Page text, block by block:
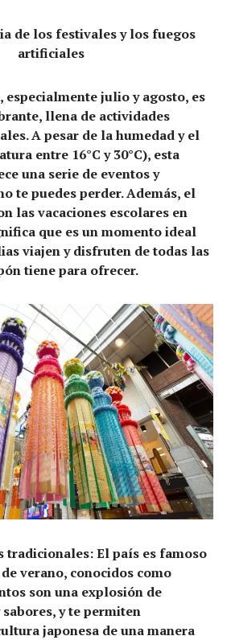
de los festivales y los fuegos
artificiales
especialmente julio y agosto, es
llena de actividades
A pesar de la humedad y el
entre 16°C y 30°C), esta
una serie de eventos y
te puedes perder. Además, el
las vacaciones escolares en
que es un momento ideal
viajen y disfruten de todas las
tiene para ofrecer.
tradicionales:El país es famoso
verano, conocidos como
son una explosión de
y te permiten
japonesa de una manera